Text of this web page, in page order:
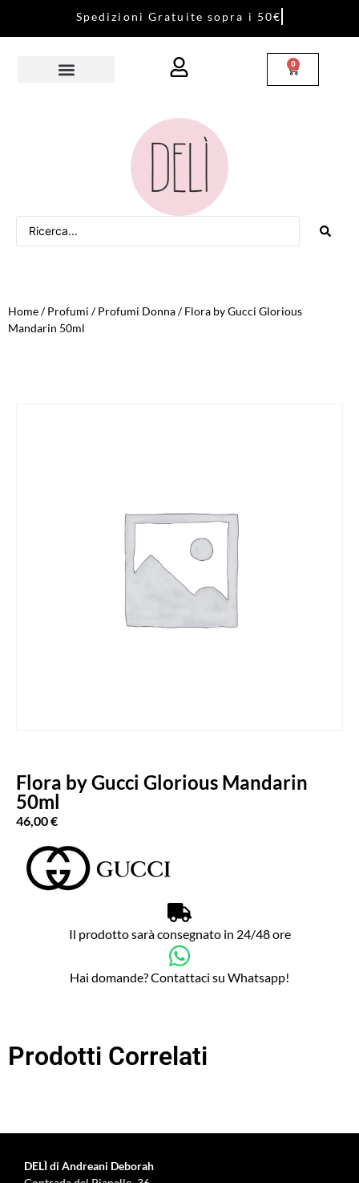
Sped izi on i Gratu ite sopra i 50€
0
Home/Profumi /Profumi Donna/ Flora by Gucci Glorious
Mandarin 50ml
Flora by Gucci Glorious Mandarin
50ml
46,00€
Il prodotto sarà consegnato in 24/48 ore
Hai domande? Contattaci su Whatsapp!
Prodotti Correlati
DELÌ di Andreani Deborah